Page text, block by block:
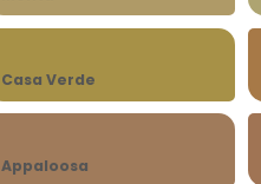
Casa Verde
Appaloosa